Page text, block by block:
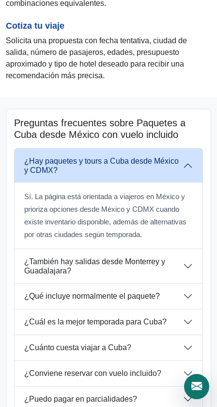
combinaciones equivalentes.
Cotiza tu viaje
Solicita una propuesta con fecha tentativa, ciudad de
salida, número de pasajeros, edades, presupuesto
aproximado y tipo de hotel deseado para recibir una
recomendación más precisa.
Preguntas frecuentes sobre Paquetes a
Cuba desde México con vuelo incluido
¿Hay paquetes y tours a Cuba desde México
y CDMX?
Sí. La página está orientada a viajeros en México y
prioriza opciones desde México y CDMX cuando
existe inventario disponible, además de alternativas
por otras ciudades según temporada.
¿También hay salidas desde Monterrey y
Guadalajara?
¿Qué incluye normalmente el paquete?
¿Cuál es la mejor temporada para Cuba?
¿Cuánto cuesta viajar a Cuba?
¿Conviene reservar con vuelo incluido?
¿Puedo pagar en parcialidades?